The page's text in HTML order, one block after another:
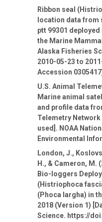
Ribbon seal
location data
ptt 99301 deployed
the Marine
Alaska Fisheries
2010-05-23 to
Accession
U.S. Animal
Marine animal
and profile data
Telemetry
used]. NOAA
Environmental
London, J.,
H., & Cameron, M.
Bio-loggers
(Histriophoca
(Phoca largha) in
2018 (Version 1)
Science. https://